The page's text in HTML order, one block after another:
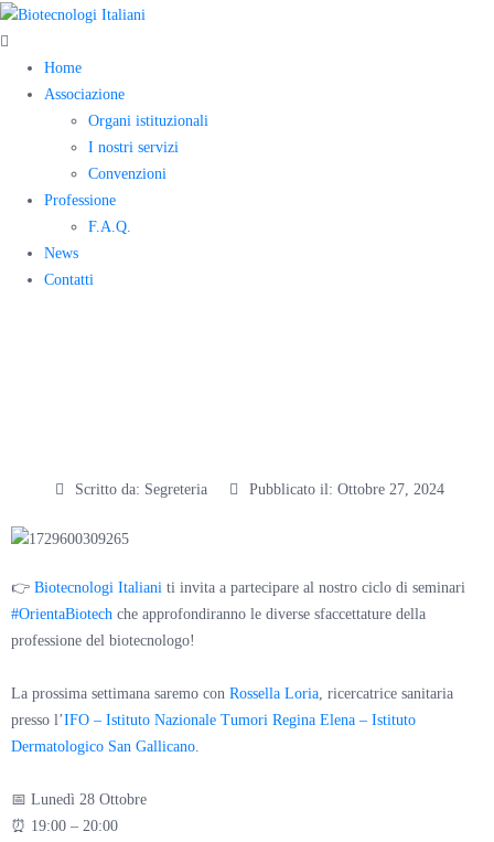
Home
Associazione
Organi istituzionali
I nostri servizi
Convenzioni
Professione
F.A.Q.
News
Contatti
Scritto da: Segreteria Pubblicato il: Ottobre 27, 2024
👉 Biotecnologi Italiani ti invita a partecipare al nostro ciclo di seminari
#OrientaBiotech che approfondiranno le diverse sfaccettature della
professione del biotecnologo!
La prossima settimana saremo con Rossella Loria , ricercatrice sanitaria
presso l’IFO – Istituto Nazionale Tumori Regina Elena – Istituto
Dermatologico San Gallicano
📅 Lunedì 28 Ottobre
⏰ 19:00 – 20:00